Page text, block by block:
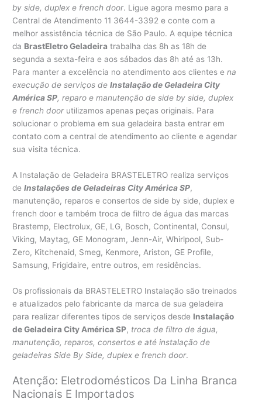
by side, duplex e french door. Ligue agora mesmo para a
Central de Atendimento 11 3644-3392 e conte com a
melhor assistência técnica de São Paulo. A equipe técnica
da BrastEletro Geladeira trabalha das 8h as 18h de
segunda a sexta-feira e aos sábados das 8h até as 13h.
Para manter a excelência no atendimento aos clientes ena
execução de serviços deInstalação de Geladeira City
América SP, reparo e manutenção de side by side, duplex
e french door utilizamos apenas peças originais. Para
solucionar o problema em sua geladeira basta entrar em
contato com a central de atendimento ao cliente e agendar
sua visita técnica.
A Instalação de Geladeira BRASTELETRO realiza serviços
deInstalações de Geladeiras City América SP,
manutenção, reparos e consertos de side by side, duplex e
french door e também troca de filtro de água das marcas
Brastemp, Electrolux, GE, LG, Bosch, Continental, Consul,
Viking, Maytag, GE Monogram, Jenn-Air, Whirlpool, Sub-
Zero, Kitchenaid, Smeg, Kenmore, Ariston, GE Profile,
Samsung, Frigidaire, entre outros, em residências.
Os profissionais da BRASTELETRO Instalação são treinados
e atualizados pelo fabricante da marca de sua geladeira
para realizar diferentes tipos de serviços desde Instalação
de Geladeira City América SP, troca de filtro de água,
manutenção, reparos, consertos e até instalação de
geladeiras Side By Side, duplex e french door.
Atenção: Eletrodomésticos Da Linha Branca
Nacionais E Importados